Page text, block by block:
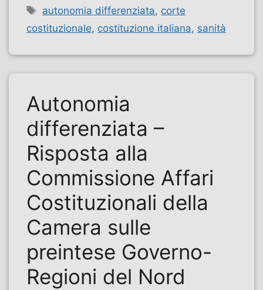
Tag
autonomia differenziata, corte
costituzionale, costituzione italiana, sanità
Autonomia
differenziata –
Risposta alla
Commissione Affari
Costituzionali della
Camera sulle
preintese Governo-
Regioni del Nord